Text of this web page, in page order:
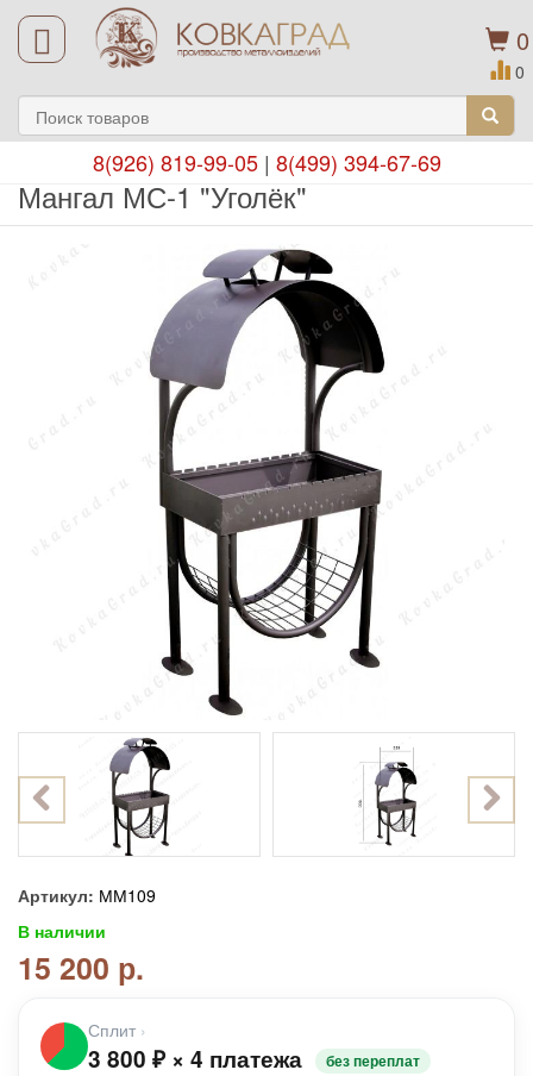
0
0
8(926) 819-99-05| 8(499) 394-67-69
Мангал МС-1 "Уголёк"
Артикул: ММ109
В наличии
15 200 р.
Сплит ›
3 800 ₽ × 4 платежа без переплат